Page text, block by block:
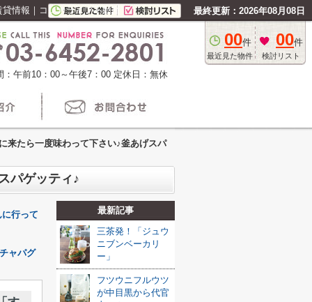
情報｜コレカライフ不動産 最終更新：2026年08月08日
00件
最近見た物件
00件
検討リスト
：午前10：00～午後7：00 定休日：無休
来たら一度味わって下さい♪釜あげスパ
パゲッティ♪
行って
ャパグ
最新記事
三茶発！「ジュウ
ニブンベーカリ
ー」
フツウニフルウツ
が中目黒から代官